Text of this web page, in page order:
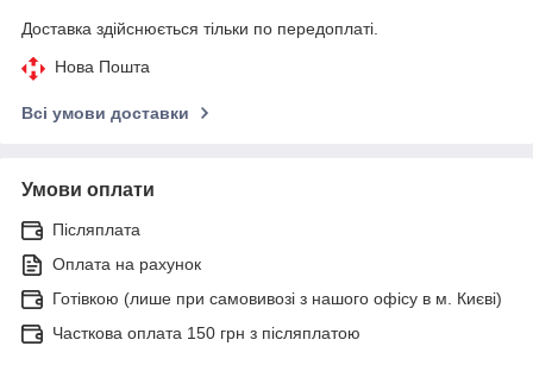
Доставка здійснюється тільки по передоплаті.
Нова Пошта
Всі умови доставки
Умови оплати
Післяплата
Оплата на рахунок
Готівкою (лише при самовивозі з нашого офісу в м. Києві)
Часткова оплата 150 грн з післяплатою